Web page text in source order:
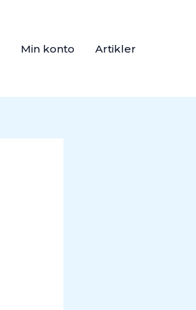
Min konto Artikler